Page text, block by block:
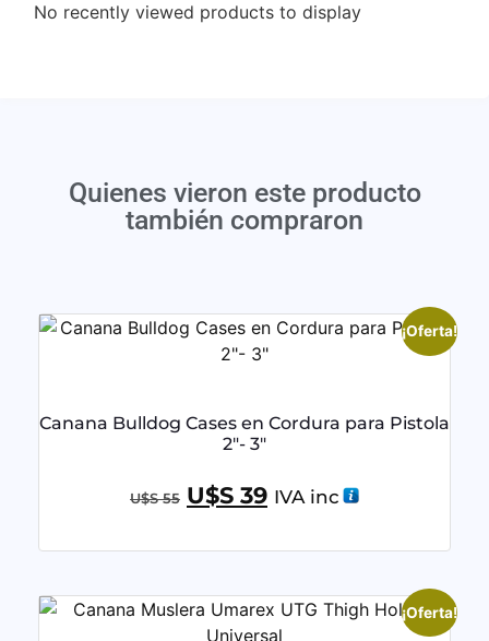
No recently viewed products to display
Quienes vieron este producto
también compraron
¡Oferta!
Canana Bulldog Cases en Cordura para Pistola
2″- 3″
U$S55 U$S 39 IVA inc
¡Oferta!